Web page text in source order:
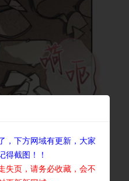
，下方网域有更新，大家
得截图！！
失页，请务必收藏，会不